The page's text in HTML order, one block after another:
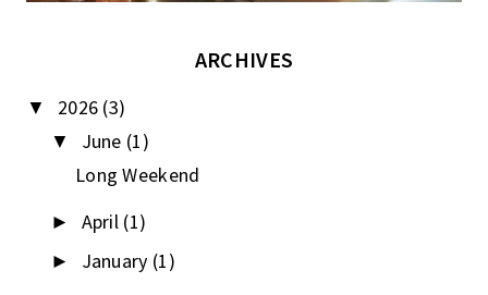
ARCHIVES
▼ 2026 (3)
▼ June (1)
Long Weekend
► April (1)
► January (1)